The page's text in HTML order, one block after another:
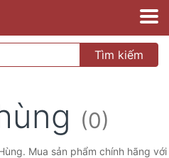
Tìm kiếm
(0)
Mua sản phẩm chính hãng với